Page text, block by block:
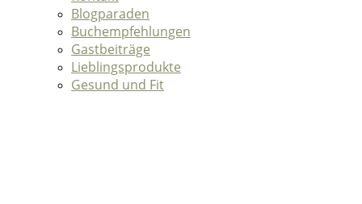
Blogparaden
Buchempfehlungen
Gastbeiträge
Lieblingsprodukte
Gesund und Fit